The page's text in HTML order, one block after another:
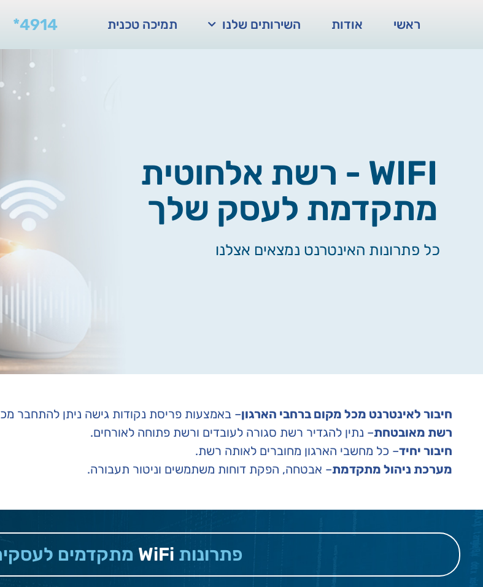
ראשי אודות השירותים שלנו תמיכה טכנית *4914
WIFI - רשת אלחוטית
מתקדמת לעסק שלך
כל פתרונות האינטרנט נמצאים אצלנו
חיבור לאינטרנט מכל מקום ברחבי הארגון– באמצעות פריסת נקודות גישה ניתן להתחבר
רשת מאובטחת– נתין להגדיר רשת סגורה לעובדים ורשת פתוחה לאורחים.
חיבור יחיד– כל מחשבי הארגון מחוברים לאותה רשת.
מערכת ניהול מתקדמת– אבטחה, הפקת דוחות משתמשים וניטור תעבורה.
פתרונות WiFi מתקדמים